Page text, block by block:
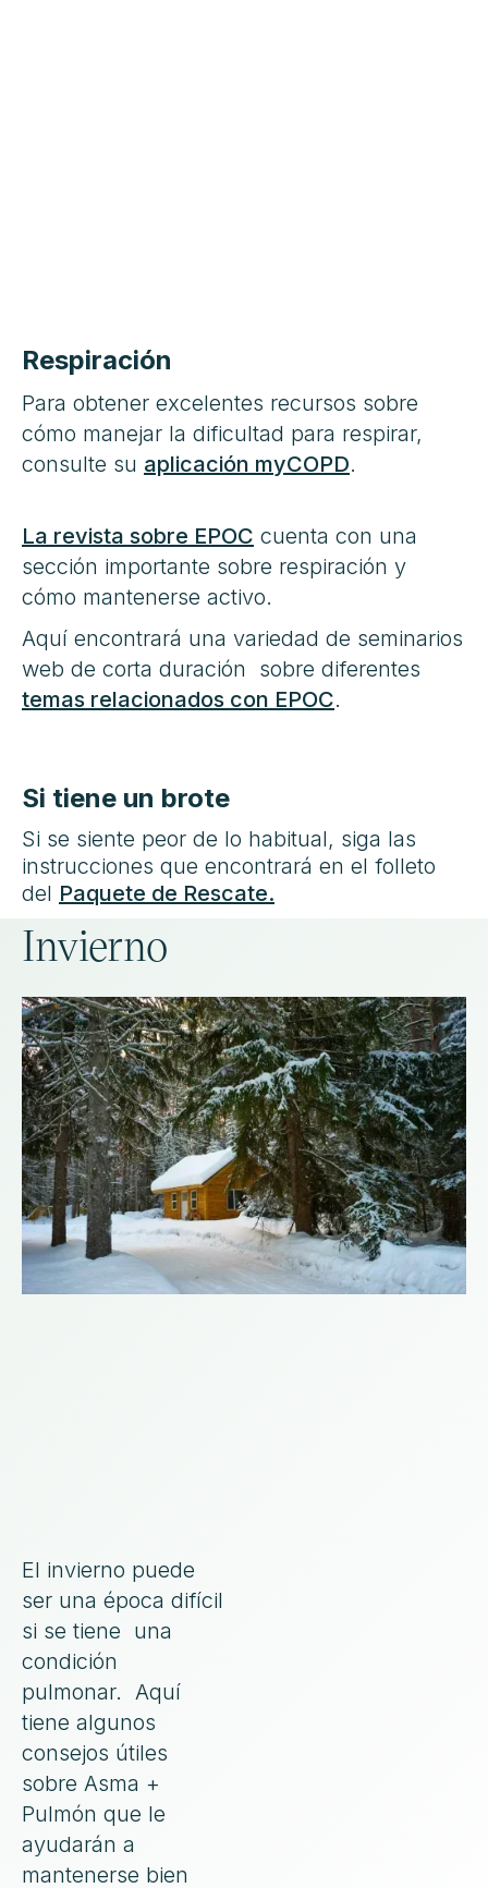
Respiración
Para obtener excelentes recursos sobre
cómo manejar la dificultad para respirar,
consulte su aplicación myCOPD.
La revista sobre EPOC cuenta con una
sección importante sobre respiración y
cómo mantenerse activo.
Aquí encontrará una variedad de seminarios
web de corta duración sobre diferentes
temas relacionados con EPOC.
Si tiene un brote
Si se siente peor de lo habitual, siga las
instrucciones que encontrará en el folleto
del Paquete de Rescate.
Invierno
El invierno puede
ser una época difícil
si se tiene una
condición
pulmonar. Aquí
tiene algunos
consejos útiles
sobre Asma +
Pulmón que le
ayudarán a
mantenerse bien